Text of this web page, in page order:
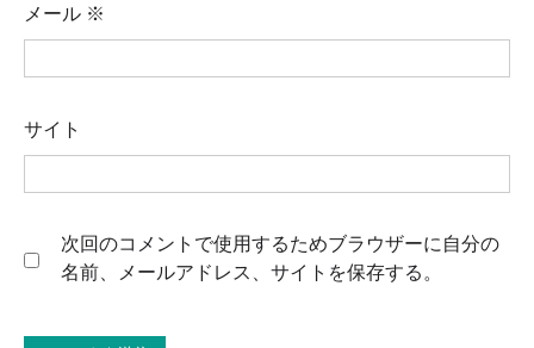
メール ※
サイト
次回のコメントで使用するためブラウザーに自分の
名前、メールアドレス、サイトを保存する。